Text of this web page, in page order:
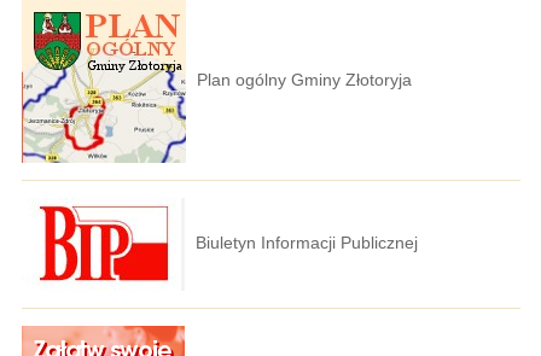
Plan ogólny Gminy Złotoryja
Biuletyn Informacji Publicznej